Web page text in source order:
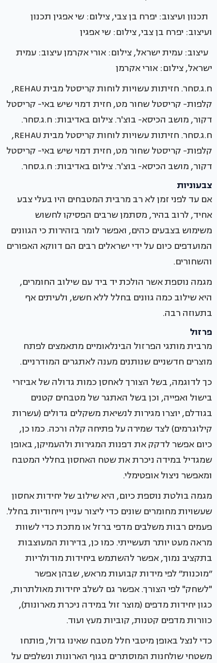
תכנון ועיצוב: יפרח בן צבי, צילום: שי אפגין תכנון
ועיצוב: יפרח בן צבי, צילום: שי אפגין
עיצוב: עמית ישראל, צילום: אורי אקרמן עיצוב: עמית
ישראל, צילום: אורי אקרמן
ח.ג.סחר. חזיתות עשויות לוחות קריסטל מבית REHAU,
קלפות- קריסטל שחור מט, חזית דמוי שיש באי- קריסטל
דקור, מושב הכיסא- בוצ'ר. צילום באדיבות: ח.ג.סחר.
ח.ג.סחר. חזיתות עשויות לוחות קריסטל מבית REHAU,
קלפות- קריסטל שחור מט, חזית דמוי שיש באי- קריסטל
דקור, מושב הכיסא- בוצ'ר. צילום באדיבות: ח.ג.סחר.
צבעוניות
אם עד לפני זמן לא רב מרבית המטבחים היו בעלי צבע
אחיד, לרוב בהיר, מסתמן שרבים הפסיקו לחשוש
משימוש בצבעים כהים, ואפשר לומר בזהירות כי הגוונים
המועדפים כיום על ידי ישראלים רבים הם דווקא האפורים
והשחורים.
מגמה נוספת אשר הולכת יד ביד עם שילוב החומרים,
היא שילוב כמה גוונים בחלל ללא חשש, ולעיתים אף
בתעוזה רבה.
פרזול
מרבית מותגי הפרזול הבינלאומיים מתאמצים לפתח
מוצרים חדשניים שנותנים מענה לאתגרים המודרניים.
כך לדוגמה, בשל הצורך לאחסן כמות גדולה של אביזרי
בישול ואפייה, וכן בשל האתגר של מטבחים קטנים
בגודלם, יוצרו מגירות לנשיאת משקלים גדולים (עשרות
קילוגרמים) לצד שמירה על פתיחה קלה ורכה. כמו כן,
כיום אפשר לדקק את דפנות המגירות ולהעמיקן, באופן
שמגדיל במידה ניכרת את שטח האחסון בחללי המטבח
ומאפשר ניצול אופטימלי.
מגמה בולטת נוספת כיום, היא שילוב של יחידות אחסון
שעשויות מחומרים שונים כדי ליצור עניין וייחודיות בחלל.
פעמים רבות משלבים מדפי ברזל או מתכת כדי לשוות
מראה מעט יותר תעשייתי. כמו כן, בדירות המעוצבות
בתקציב נמוך, אפשר להשתמש ביחידות מודולריות
״מוכנות״ לפי מידות קבועות מראש, שבהן אפשר
"לשחק" לפי הצורך. אפשר גם לשלב יחידות מאולתרות,
כגון יחידות מדפים (מוצר זול במידה ניכרת מארונות),
כוורות מדפים קטנות, קוביות מעץ ועוד.
כדי לנצל באופן מיטבי חלל מטבח שאינו גדול, פותחו
משטחי שולחנות המוסתרים בגוף הארונות ונשלפים על